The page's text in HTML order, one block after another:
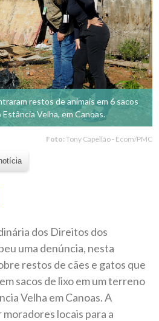
restos de animais em 6 sacos
Velha, em Canoas.
Foto: Tony Capellão - Ecom/PMC
dos Direitos dos
uma denúncia, nesta
restos de cães e gatos que
sacos de lixo em um terreno
Velha em Canoas. A
locais para a